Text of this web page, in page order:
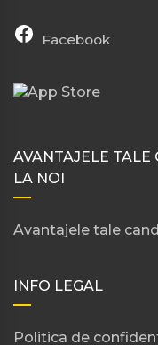
Facebook
AVANTAJELE
LA NOI
Avantajele tale
INFO LEGAL
Politica de